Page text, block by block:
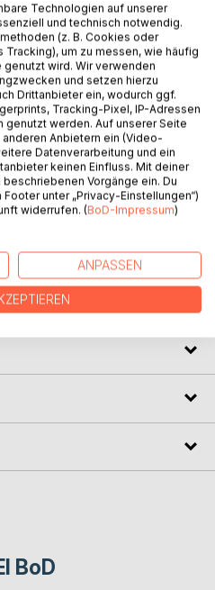
trieben es gelegentlich
Lesben-Hotel zu fahren.
nicht begeistert, was sich aber
BoD
Technologien auf unserer
und technisch notwendig.
(z. B. Cookies oder
um zu messen, wie häufig
wird. Wir verwenden
und setzen hierzu
Drittanbieter ein, wodurch ggf.
Tracking-Pixel, IP-Adressen
werden. Auf unserer Seite
Anbietern ein (Video-
Datenverarbeitung und ein
keinen Einfluss. Mit deiner
Vorgänge ein. Du
unter „Privacy-Einstellungen“)
widerrufen. (BoD-Impressum)
ANPASSEN